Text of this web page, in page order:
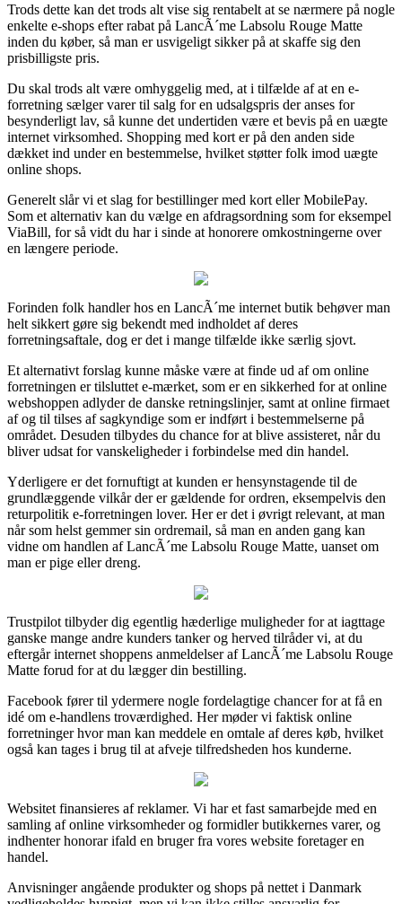
Trods dette kan det trods alt vise sig rentabelt at se nærmere på nogle
enkelte e-shops efter rabat på LancÃ´me Labsolu Rouge Matte
inden du køber, så man er usvigeligt sikker på at skaffe sig den
prisbilligste pris.
Du skal trods alt være omhyggelig med, at i tilfælde af at en e-
forretning sælger varer til salg for en udsalgspris der anses for
besynderligt lav, så kunne det undertiden være et bevis på en uægte
internet virksomhed. Shopping med kort er på den anden side
dækket ind under en bestemmelse, hvilket støtter folk imod uægte
online shops.
Generelt slår vi et slag for bestillinger med kort eller MobilePay.
Som et alternativ kan du vælge en afdragsordning som for eksempel
ViaBill, for så vidt du har i sinde at honorere omkostningerne over
en længere periode.
Forinden folk handler hos en LancÃ´me internet butik behøver man
helt sikkert gøre sig bekendt med indholdet af deres
forretningsaftale, dog er det i mange tilfælde ikke særlig sjovt.
Et alternativt forslag kunne måske være at finde ud af om online
forretningen er tilsluttet e-mærket, som er en sikkerhed for at online
webshoppen adlyder de danske retningslinjer, samt at online firmaet
af og til tilses af sagkyndige som er indført i bestemmelserne på
området. Desuden tilbydes du chance for at blive assisteret, når du
bliver udsat for vanskeligheder i forbindelse med din handel.
Yderligere er det fornuftigt at kunden er hensynstagende til de
grundlæggende vilkår der er gældende for ordren, eksempelvis den
returpolitik e-forretningen lover. Her er det i øvrigt relevant, at man
når som helst gemmer sin ordremail, så man en anden gang kan
vidne om handlen af LancÃ´me Labsolu Rouge Matte, uanset om
man er pige eller dreng.
Trustpilot tilbyder dig egentlig hæderlige muligheder for at iagttage
ganske mange andre kunders tanker og herved tilråder vi, at du
eftergår internet shoppens anmeldelser af LancÃ´me Labsolu Rouge
Matte forud for at du lægger din bestilling.
Facebook fører til ydermere nogle fordelagtige chancer for at få en
idé om e-handlens troværdighed. Her møder vi faktisk online
forretninger hvor man kan meddele en omtale af deres køb, hvilket
også kan tages i brug til at afveje tilfredsheden hos kunderne.
Websitet finansieres af reklamer. Vi har et fast samarbejde med en
samling af online virksomheder og formidler butikkernes varer, og
indhenter honorar ifald en bruger fra vores website foretager en
handel.
Anvisninger angående produkter og shops på nettet i Danmark